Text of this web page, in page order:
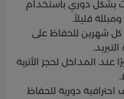
بشكل دوري باستخدام
قليلاً.
كل شهرين للحفاظ على
المداخل لحجز الأتربة
دورية للحفاظ